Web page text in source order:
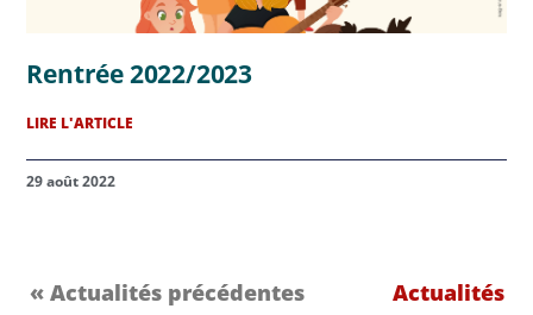
Rentrée 2022/2023
LIRE L'ARTICLE
29 août 2022
« Actualités précédentes
Actualités